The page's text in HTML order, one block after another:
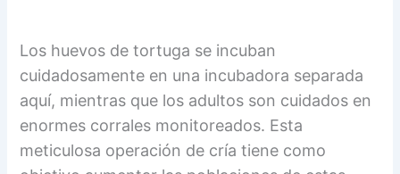
Los huevos de tortuga se incuban
cuidadosamente en una incubadora separada
aquí, mientras que los adultos son cuidados en
enormes corrales monitoreados. Esta
meticulosa operación de cría tiene como